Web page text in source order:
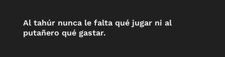
Al tahúr nunca le falta qué jugar ni al
putañero qué gastar.